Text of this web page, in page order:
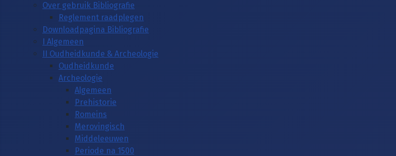
Over gebruik Bibliografie
Reglement raadplegen
Downloadpagina Bibliografie
I Algemeen
II Oudheidkunde & Archeologie
Oudheidkunde
Archeologie
Algemeen
Prehistorie
Romeins
Merovingisch
Middeleeuwen
Periode na 1500